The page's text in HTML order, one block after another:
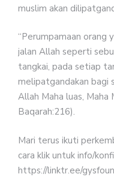
muslim akan
“Perumpamaan orang
jalan Allah seperti
tangkai, pada setiap
melipatgandakan bagi
Allah Maha luas, Maha
Baqarah:216).
Mari terus ikuti
cara klik untuk info/
https://linktr.ee/